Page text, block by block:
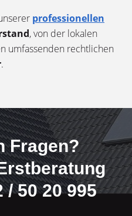
professionellen
, von der lokalen
umfassenden rechtlichen
.
Fragen?
/ 50 20 995